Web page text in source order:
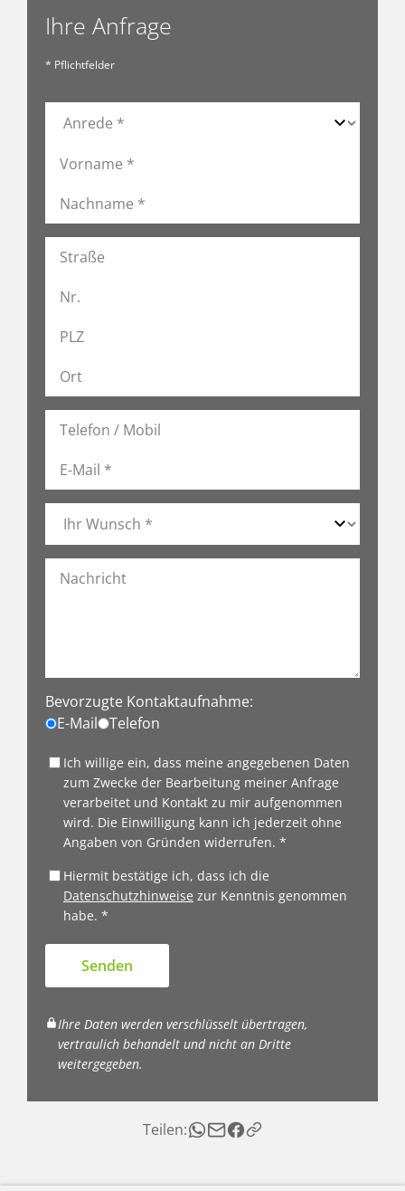
Ihre Anfrage
* Pflichtfelder
Bevorzugte Kontaktaufnahme:
E-Mail
Telefon
Ich willige ein, dass meine angegebenen Daten
zum Zwecke der Bearbeitung meiner Anfrage
verarbeitet und Kontakt zu mir aufgenommen
wird. Die Einwilligung kann ich jederzeit ohne
Angaben von Gründen widerrufen. *
Hiermit bestätige ich, dass ich die
Datenschutzhinweise zur Kenntnis genommen
habe. *
Senden
Ihre Daten werden verschlüsselt übertragen,
vertraulich behandelt und nicht an Dritte
weitergegeben.
Teilen: